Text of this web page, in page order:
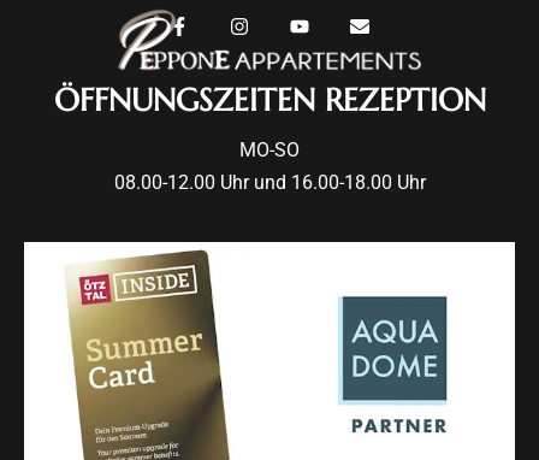
ÖFFNUNGSZEITEN REZEPTION
MO-SO
08.00-12.00 Uhr und 16.00-18.00 Uhr